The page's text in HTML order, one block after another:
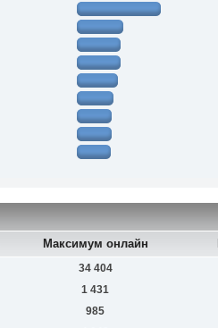
Максимум онлайн
34 404
1 431
985